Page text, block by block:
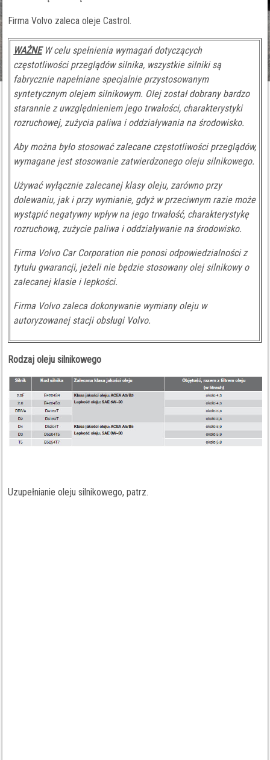
Firma Volvo zaleca oleje Castrol.
WAŻNEW celu spełnienia wymagań dotyczących
częstotliwości przeglądów silnika, wszystkie silniki są
fabrycznie napełniane specjalnie przystosowanym
syntetycznym olejem silnikowym. Olej został dobrany bardzo
starannie z uwzględnieniem jego trwałości, charakterystyki
rozruchowej, zużycia paliwa i oddziaływania na środowisko.
Aby można było stosować zalecane częstotliwości przeglądów,
wymagane jest stosowanie zatwierdzonego oleju silnikowego.
Używać wyłącznie zalecanej klasy oleju, zarówno przy
dolewaniu, jak i przy wymianie, gdyż w przeciwnym razie może
wystąpić negatywny wpływ na jego trwałość, charakterystykę
rozruchową, zużycie paliwa i oddziaływanie na środowisko.
Firma Volvo Car Corporation nie ponosi odpowiedzialności z
tytułu gwarancji, jeżeli nie będzie stosowany olej silnikowy o
zalecanej klasie i lepkości.
Firma Volvo zaleca dokonywanie wymiany oleju w
autoryzowanej stacji obsługi Volvo.
Rodzaj oleju silnikowego
Uzupełnianie oleju silnikowego, patrz.